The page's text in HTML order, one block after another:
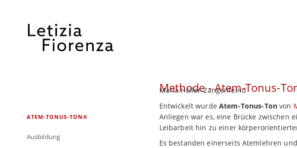
Methode - Atem-Tonus-
Maria Höller-Zangenfeind
Entwickelt wurde Atem-Tonus-Tonvon
Anliegen war es, eine Brücke zwischen
Leibarbeit hin zu einer
Es bestanden einerseits Atemlehren
Navigation
ATEM-TONUS-TON®
Ausbildung